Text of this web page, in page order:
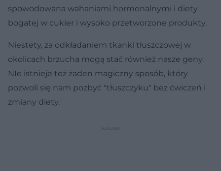
spowodowana wahaniami hormonalnymi i diety
bogatej w cukier i wysoko przetworzone produkty.
Niestety, za odkładaniem tkanki tłuszczowej w
okolicach brzucha mogą stać również nasze geny.
NIe istnieje też żaden magiczny sposób, który
pozwoli się nam pozbyć "tłuszczyku" bez ćwiczeń i
zmiany diety.